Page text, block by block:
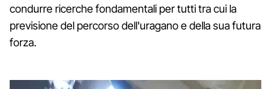
condurre ricerche fondamentali per tutti tra cui la
previsione del percorso dell'uragano e della sua futura
forza.